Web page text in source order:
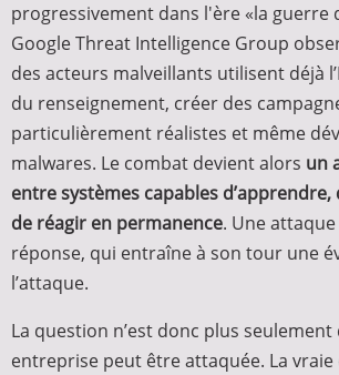
progressivement dans l'ère «la guerre
Google Threat Intelligence Group
des acteurs malveillants utilisent déjà
du renseignement, créer des
particulièrement réalistes et même
malwares. Le combat devient alors un
entre systèmes capables d’apprendre,
de réagir en permanence. Une
réponse, qui entraîne à son tour une
l’attaque.
La question n’est donc plus
entreprise peut être attaquée. La